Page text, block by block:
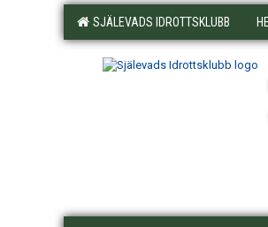
SJÄLEVADS IDROTTSKLUBB